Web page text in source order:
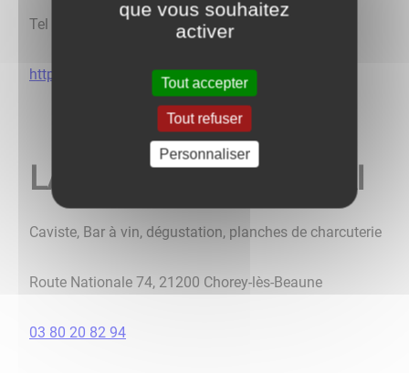
Tel : +33 (0) 6 67 48 69 67
http://yellowbusburger.fr
LA CAVE DU BAREUZAI
Caviste, Bar à vin, dégustation, planches de charcuterie
Route Nationale 74, 21200 Chorey-lès-Beaune
03 80 20 82 94
que vous souhaitez
activer
Tout accepter
Tout refuser
Personnaliser